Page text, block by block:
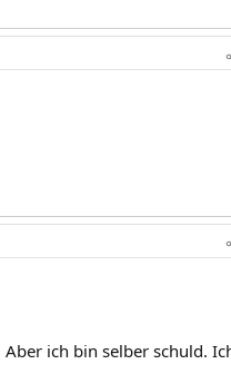
ich bin selber schuld.